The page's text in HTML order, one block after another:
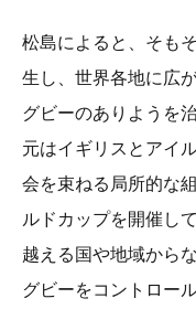
松島によると、そも
生し、世界各地に広
グビーのありようを
元はイギリスとアイ
会を束ねる局所的な
ルドカップを開催し
越える国や地域から
グビーをコントロー